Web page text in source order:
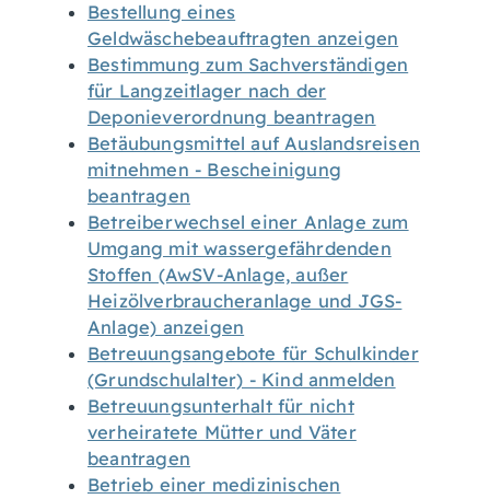
Bestellung eines
Geldwäschebeauftragten anzeigen
Bestimmung zum Sachverständigen
für Langzeitlager nach der
Deponieverordnung beantragen
Betäubungsmittel auf Auslandsreisen
mitnehmen - Bescheinigung
beantragen
Betreiberwechsel einer Anlage zum
Umgang mit wassergefährdenden
Stoffen (AwSV-Anlage, außer
Heizölverbraucheranlage und JGS-
Anlage) anzeigen
Betreuungsangebote für Schulkinder
(Grundschulalter) - Kind anmelden
Betreuungsunterhalt für nicht
verheiratete Mütter und Väter
beantragen
Betrieb einer medizinischen